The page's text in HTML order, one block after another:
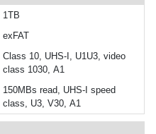
1TB
exFAT
Class 10, UHS-I, U1U3, video
class 1030, A1
150MBs read, UHS-I speed
class, U3, V30, A1